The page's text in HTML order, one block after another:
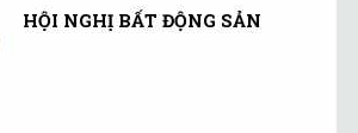
HỘI NGHỊ BẤT ĐỘNG SẢN